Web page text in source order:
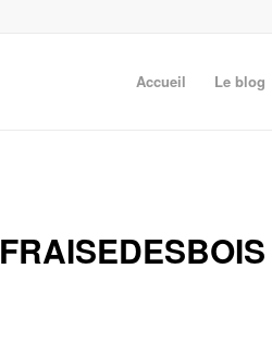
Accueil Le blog
FRAISEDESBOIS